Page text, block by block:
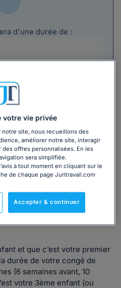
d'une durée de :
est le :
le :
dates de mon congé
et que c’est votre premier
durée de votre congé de
(6 semaines avant, 10
votre 3ème enfant (ou
vie privée
notre site, nous recueillons des
améliorer notre site, interagir
offres personnalisées. En les
sera simplifiée.
à tout moment en cliquant sur le
de chaque page Juritravail.com
Accepter & continuer